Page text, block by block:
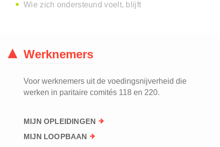
Wie zich ondersteund voelt, blijft
Werknemers
Voor werknemers uit de voedingsnijverheid die
werken in paritaire comités 118 en 220.
MIJN OPLEIDINGEN
MIJN LOOPBAAN